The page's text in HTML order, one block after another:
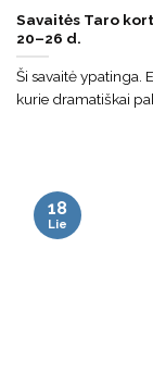
Savaitės Taro
20–26 d.
Ši savaitė ypatinga.
kurie dramatiškai
18
Lie